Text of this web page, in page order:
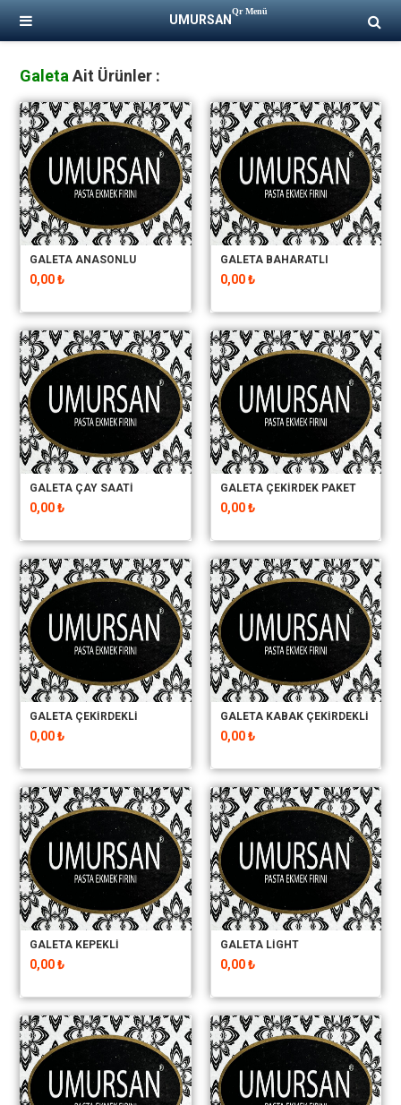
UMURSAN
Qr Menü
Galeta Ait Ürünler :
GALETA ANASONLU
0,00 ₺
GALETA BAHARATLI
0,00 ₺
GALETA ÇAY SAATİ
0,00 ₺
GALETA ÇEKİRDEK PAKET
0,00 ₺
GALETA ÇEKİRDEKLİ
0,00 ₺
GALETA KABAK ÇEKİRDEKLİ
0,00 ₺
GALETA KEPEKLİ
0,00 ₺
GALETA LİGHT
0,00 ₺